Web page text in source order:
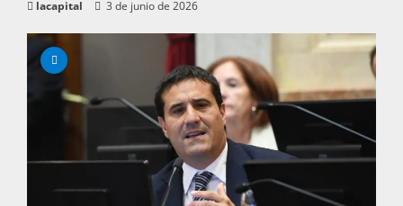
r
a
a
lacapital 3 de junio de 2026